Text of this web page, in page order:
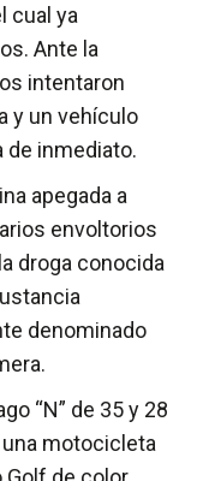
cual ya
Ante la
intentaron
y un vehículo
de inmediato.
apegada a
envoltorios
droga conocida
denominado
“N” de 35 y 28
motocicleta